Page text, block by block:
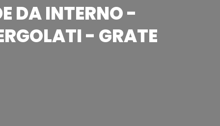
DA INTERNO -
- GRATE